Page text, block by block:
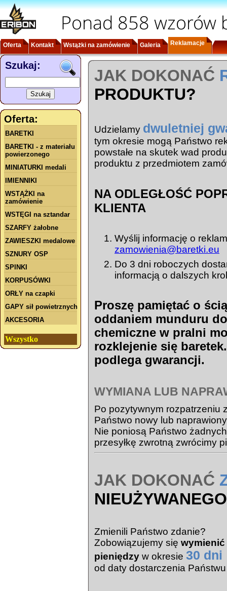
Ponad 858 wzorów
Oferta Kontakt Wstążki na zamówienie Galeria Reklamacje
Szukaj:
Oferta:
BARETKI
BARETKI - z materiału
powierzonego
MINIATURKI medali
IMIENNIKI
WSTĄŻKI na
zamówienie
WSTĘGI na sztandar
SZARFY żałobne
ZAWIESZKI medalowe
SZNURY OSP
SPINKI
KORPUSÓWKI
ORŁY na czapki
GAPY sił powietrznych
AKCESORIA
Wszystko
JAK DOKONAĆ
PRODUKTU?
Udzielamy dwuletniej
tym okresie mogą Państwo
powstałe na skutek wad
produktu z przedmiotem
NA ODLEGŁOŚĆ
KLIENTA
Wyślij informację o
zamowienia@baretki.eu
Do 3 dni roboczych
informacją o dalszych
Proszę pamiętać o
oddaniem munduru
chemiczne w pralni
rozklejenie się
podlega gwarancji.
WYMIANA LUB
Po pozytywnym rozpatrzeniu
Państwo nowy lub
Nie poniosą Państwo
przesyłkę zwrotną zwrócimy
JAK DOKONAĆ
Zmienili Państwo zdanie?
Zobowiązujemy się wymienić
pieniędzy w okresie 30 dni
od daty dostarczenia Państwu